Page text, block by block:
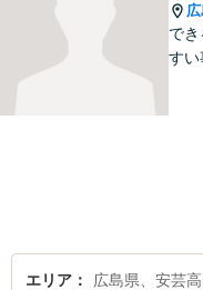
で
すい
エリア 広島県、安芸